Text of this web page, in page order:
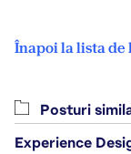
Înapoi la lista de
Posturi
Experience